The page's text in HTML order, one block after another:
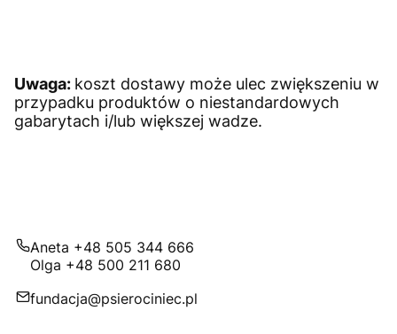
Uwaga: koszt dostawy może ulec zwiększeniu w
przypadku produktów o niestandardowych
gabarytach i/lub większej wadze.
Aneta +48 505 344 666
Olga +48 500 211 680
fundacja@psierociniec.pl